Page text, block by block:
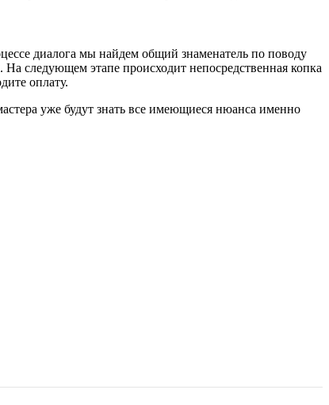
диалога мы найдем общий знаменатель по поводу
следующем этапе происходит непосредственная копка
оплату.
уже будут знать все имеющиеся нюанса именно